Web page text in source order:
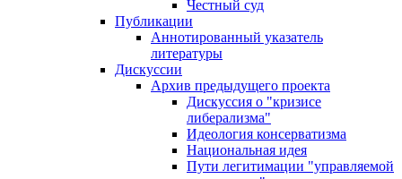
Честный суд
Публикации
Аннотированный указатель
литературы
Дискуссии
Архив предыдущего проекта
Дискуссия о "кризисе
либерализма"
Идеология консерватизма
Национальная идея
Пути легитимации "управляемой